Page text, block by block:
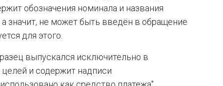
обозначения номинала и названия
значит, не может быть введён в обращение
для этого.
выпускался исключительно в
и содержит надписи